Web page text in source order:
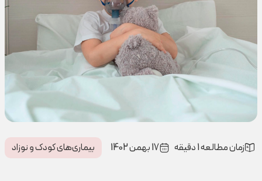
زمان مطالعه 1 دقیقه 17 بهمن 1402 بیماری‌های کودک و نوزاد